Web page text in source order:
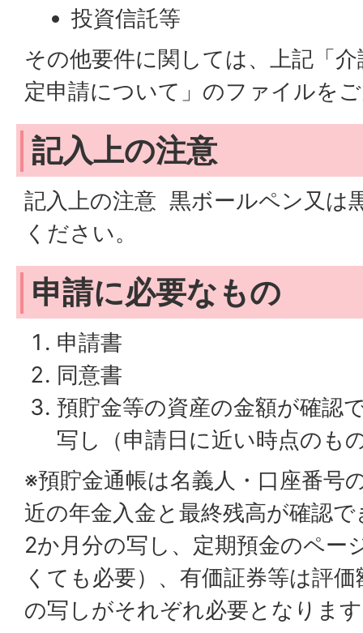
投資信託等
その他要件に関しては、上記「
定申請について」のファイルを
記入上の注意
記入上の注意 黒ボールペン又は
ください。
申請に必要なもの
申請書
同意書
預貯金等の資産の金額が確認
写し（申請日に近い時点のも
※預貯金通帳は名義人・口座番号
近の年金入金と最終残高が確認
2か月分の写し、定期預金のペー
くても必要）、有価証券等は評
の写しがそれぞれ必要となりま